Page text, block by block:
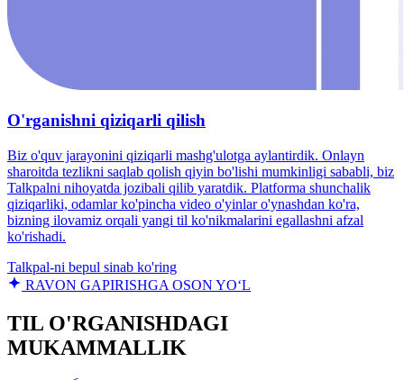
O'rganishni qiziqarli qilish
Biz o'quv jarayonini qiziqarli mashg'ulotga aylantirdik. Onlayn
sharoitda tezlikni saqlab qolish qiyin bo'lishi mumkinligi sababli, biz
Talkpalni nihoyatda jozibali qilib yaratdik. Platforma shunchalik
qiziqarliki, odamlar ko'pincha video o'yinlar o'ynashdan ko'ra,
bizning ilovamiz orqali yangi til ko'nikmalarini egallashni afzal
ko'rishadi.
Talkpal-ni bepul sinab ko'ring
RAVON GAPIRISHGA OSON YO‘L
TIL O'RGANISHDAGI
MUKAMMALLIK